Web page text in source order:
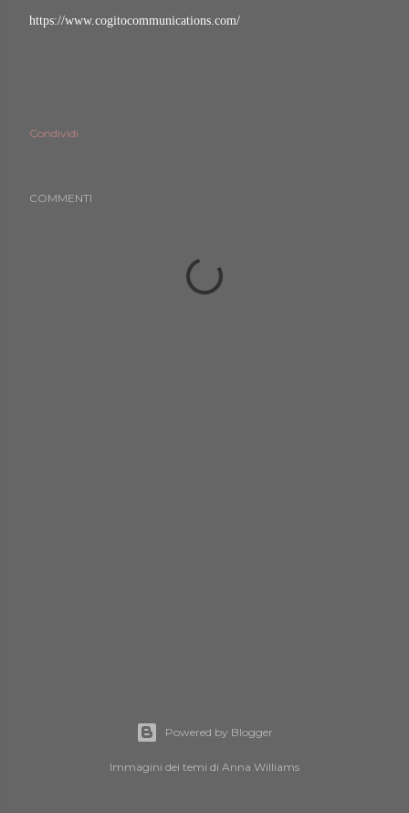
https://www.cogitocommunications.com/
Condividi
COMMENTI
Powered by Blogger
Immagini dei temi di Anna Williams